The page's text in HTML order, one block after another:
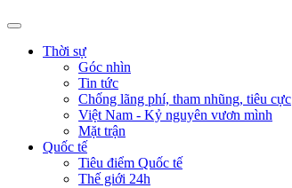
Thời sự
Góc nhìn
Tin tức
Chống lãng phí, tham nhũng, tiêu cực
Việt Nam - Kỷ nguyên vươn mình
Mặt trận
Quốc tế
Tiêu điểm Quốc tế
Thế giới 24h